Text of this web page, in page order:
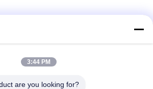
3:44 PM
are you looking for?